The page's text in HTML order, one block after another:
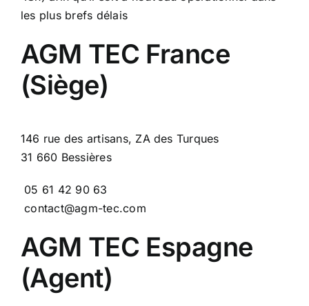
les plus brefs délais
AGM TEC France
(Siège)
146 rue des artisans, ZA des Turques
31 660 Bessières
05 61 42 90 63
contact@agm-tec.com
AGM TEC Espagne
(Agent)